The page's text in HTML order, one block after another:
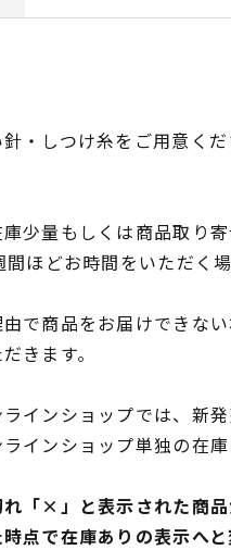
・しつけ糸をご用意くだ
少量もしくは商品取り寄
ほどお時間をいただく
で商品をお届けできな
きます。
インショップでは、新
インショップ単独の在
「×」と表示された商
点で在庫ありの表示へ